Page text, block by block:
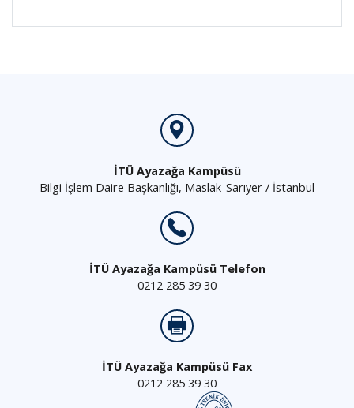
İTÜ Ayazağa Kampüsü
Bilgi İşlem Daire Başkanlığı, Maslak-Sarıyer / İstanbul
İTÜ Ayazağa Kampüsü Telefon
0212 285 39 30
İTÜ Ayazağa Kampüsü Fax
0212 285 39 30